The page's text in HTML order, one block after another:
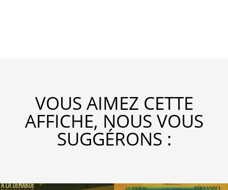
VOUS AIMEZ CETTE
AFFICHE, NOUS VOUS
SUGGÉRONS :